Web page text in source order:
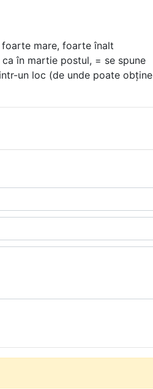
mare, foarte înalt
în martie postul, = se spune
un loc (de unde poate obține